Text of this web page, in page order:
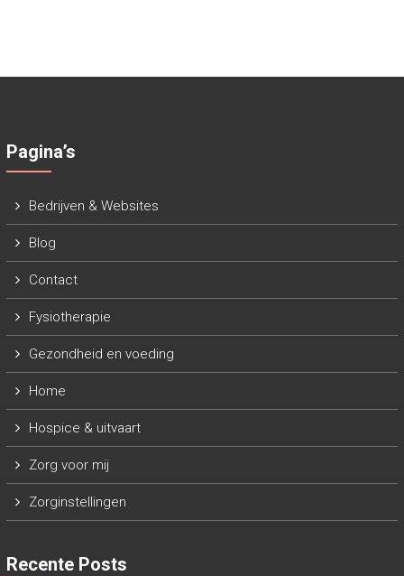
Pagina’s
Bedrijven & Websites
Blog
Contact
Fysiotherapie
Gezondheid en voeding
Home
Hospice & uitvaart
Zorg voor mij
Zorginstellingen
Recente Posts